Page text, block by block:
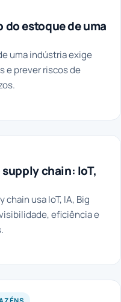
estoque de uma
uma indústria exige
e prever riscos de
chain: IoT,
usa IoT, IA, Big
eficiência e